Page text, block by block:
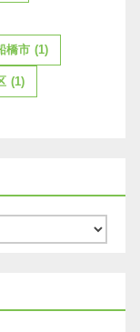
橋市 (1)
(1)